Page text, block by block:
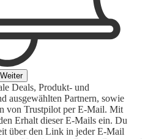
Weiter
Deals, Produkt- und
ausgewählten Partnern, sowie
von Trustpilot per E-Mail. Mit
Erhalt dieser E-Mails ein. Du
über den Link in jeder E-Mail